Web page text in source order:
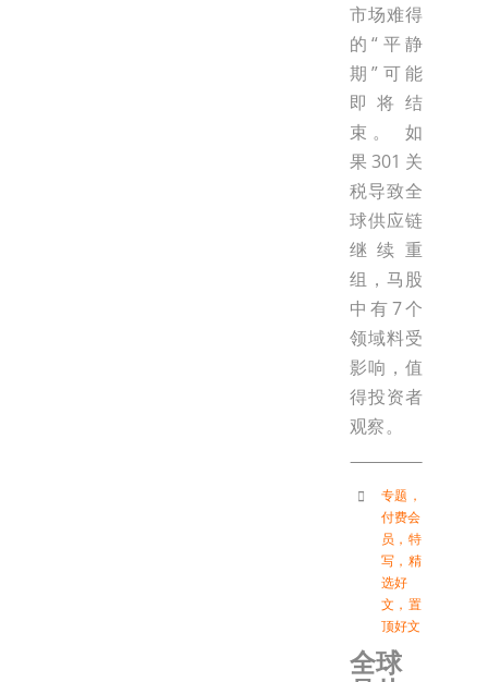
市场难得
的“平静
期”可能
即将结
束。 如
果301关
税导致全
球供应链
继续重
组，马股
中有7个
领域料受
影响，值
得投资者
观察。
专题 ，
付费会
员 ， 特
写 ， 精
选好
文 ， 置
顶好文
全球